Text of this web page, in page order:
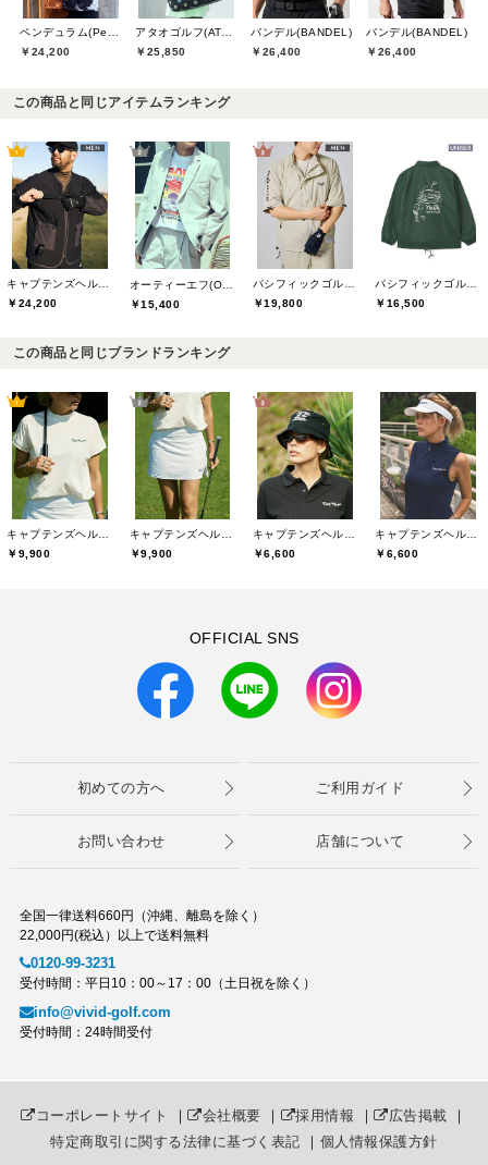
￥24,200
アタオゴルフ(ATAOGOLF)
￥25,850
バンデル(BANDEL)
￥26,400
バンデル(BANDEL)
￥26,400
この商品と同じアイテムランキング
キャプテンズヘルムゴルフ(Captains Helm Golf)
￥24,200
￥15,400
パシフィックゴルフクラブ(Pacific GOLF CLUB)
￥19,800
パシフィックゴルフクラブ(Pacific GOLF CLUB)
￥16,500
この商品と同じブランドランキング
キャプテンズヘルムゴルフ(Captains Helm Golf)
￥9,900
キャプテンズヘルムゴルフ(Captains Helm Golf)
￥9,900
キャプテンズヘルムゴルフ(Captains Helm Golf)
￥6,600
キャプテンズヘルムゴルフ(Captains Helm Golf)
￥6,600
OFFICIAL SNS
初めての方へ ご利用ガイド
お問い合わせ 店舗について
全国一律送料660円（沖縄、離島を除く）
22,000円(税込）以上で送料無料
0120-99-3231
受付時間：平日10：00～17：00（土日祝を除く）
info@vivid-golf.com
受付時間：24時間受付
コーポレートサイト ｜ 会社概要 ｜ 採用情報 ｜ 広告掲載 ｜
特定商取引に関する法律に基づく表記 ｜ 個人情報保護方針